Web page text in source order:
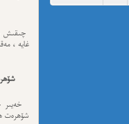
چىقىش
غايە ،
خەيىر
شۆھرەت